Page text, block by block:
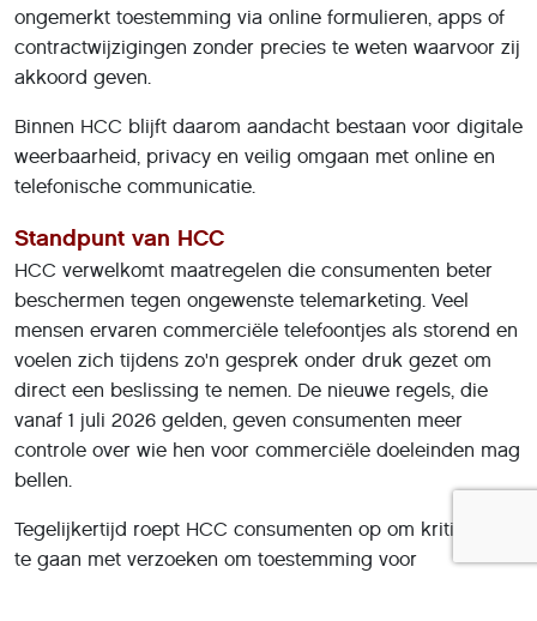
ongemerkt toestemming via online formulieren, apps of
contractwijzigingen zonder precies te weten waarvoor zij
akkoord geven.
Binnen HCC blijft daarom aandacht bestaan voor digitale
weerbaarheid, privacy en veilig omgaan met online en
telefonische communicatie.
Standpunt van HCC
HCC verwelkomt maatregelen die consumenten beter
beschermen tegen ongewenste telemarketing. Veel
mensen ervaren commerciële telefoontjes als storend en
voelen zich tijdens zo'n gesprek onder druk gezet om
direct een beslissing te nemen. De nieuwe regels, die
vanaf 1 juli 2026 gelden, geven consumenten meer
controle over wie hen voor commerciële doeleinden mag
bellen.
Tegelijkertijd roept HCC consumenten op om kritisch om
te gaan met verzoeken om toestemming voor